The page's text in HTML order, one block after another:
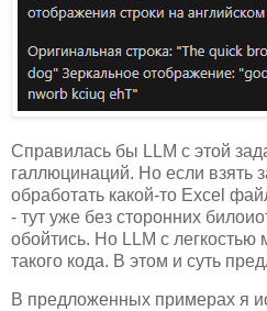
Справилась бы LLM с этой
галлюцинаций. Но если взять
обработать какой-то Excel
- тут уже без сторонних
обойтись. Но LLM с легкостью
такого кода. В этом и суть
В предложенных примерах я